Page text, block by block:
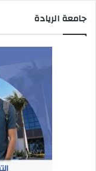
جامعة الريادة